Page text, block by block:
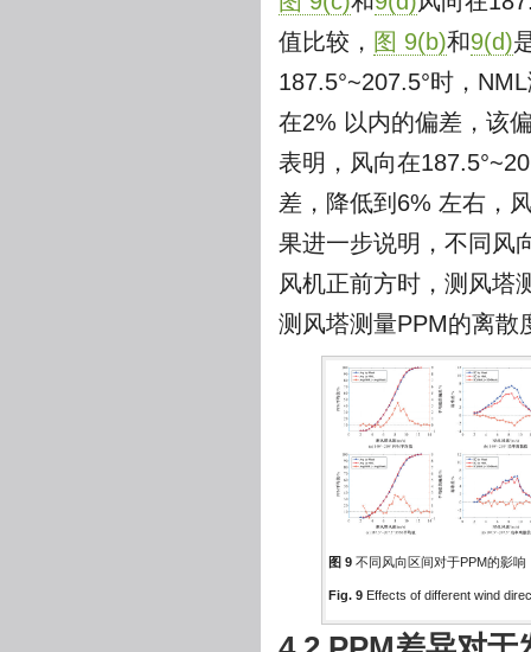
值比较， 图 9(b)和9(d)
187.5°~207.5°时，
在2% 以内的偏差，该
表明，风向在
差，降低到6% 左右，
果进一步说明，不同风
风机正前方时，测风塔
测风塔测量PPM的离散
图 9 不同风向区间对于PPM的影响
Fig. 9 Effects of different wind